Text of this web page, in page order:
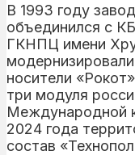
В 1993 году
объединился с
ГКНПЦ имени
носители
три модуля
Международной
2024 года
состав